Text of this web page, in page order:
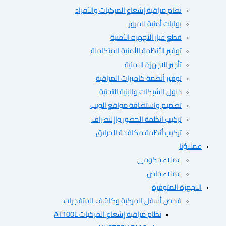
نظام مراقبة إشعاع المركبات والأفراد
بوابات أمنية للمرور
قطع غيار الأجهزه الأمنية
توفير الأنظمة الأمنية المتكاملة
تأجير الاجهزة الامنية
توفير أنظمة كاميرات المراقبة
حلول الشبكات والبنية التحتية
تصميم واستضافة مواقع الويب
تركيب أنظمة الحضور واإلنصراف
تركيب أنظمة مكافحة الحرائق
عملاء حكومى
عملاء خاص
المتوفرة
فحص أسفل المركبة وكاشف المتفجرات
نظام مراقبة إشعاع المركبات AT100L